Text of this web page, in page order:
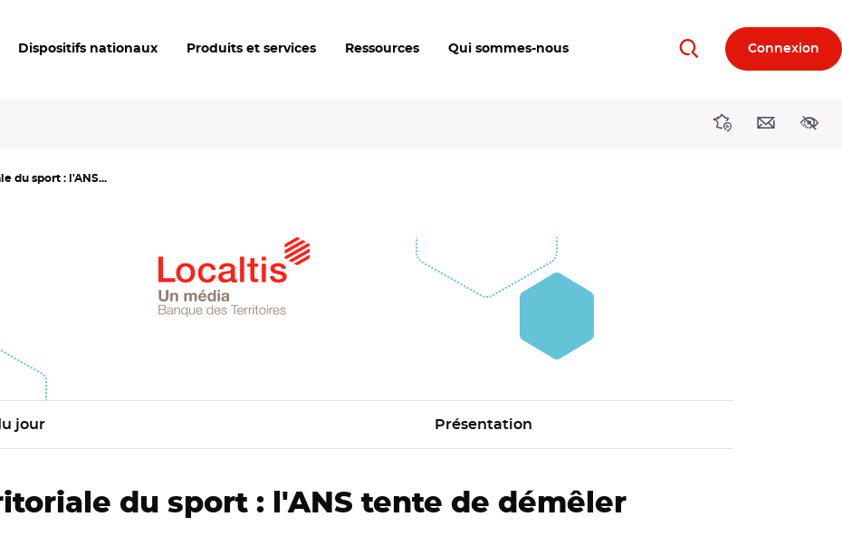
Dispositifs nationaux Produits et services Ressources Qui sommes-nous RechercherConnexion
DirectionsContact
du sport : l'ANS...
jour Présentation
du sport : l'ANS tente de démêler